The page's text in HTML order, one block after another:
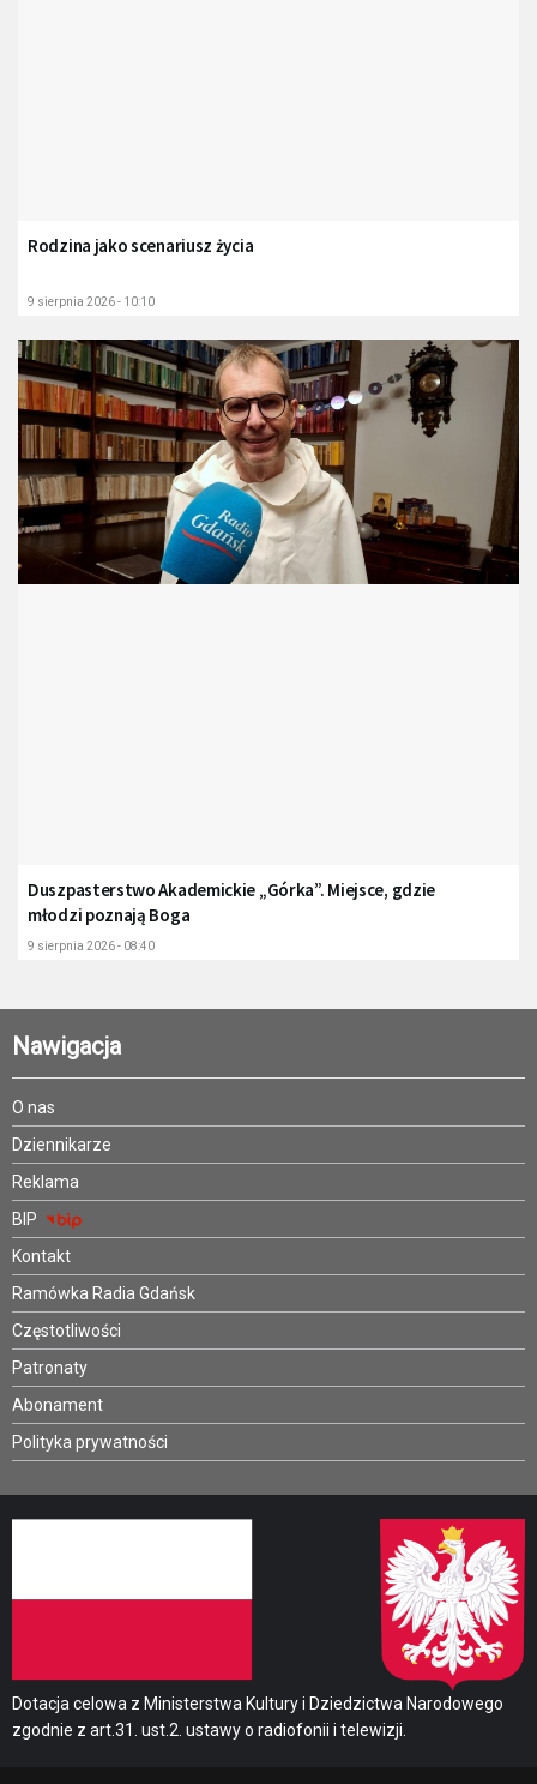
Rodzina jako scenariusz życia
9 sierpnia 2026 - 10:10
Duszpasterstwo Akademickie „Górka”. Miejsce, gdzie
młodzi poznają Boga
9 sierpnia 2026 - 08:40
Nawigacja
O nas
Dziennikarze
Reklama
BIP
Kontakt
Ramówka Radia Gdańsk
Częstotliwości
Patronaty
Abonament
Polityka prywatności
Dotacja celowa z Ministerstwa Kultury i Dziedzictwa Narodowego
zgodnie z art.31. ust.2. ustawy o radiofonii i telewizji.